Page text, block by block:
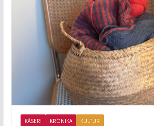
KÅSERI KRÖNIKA KULTUR